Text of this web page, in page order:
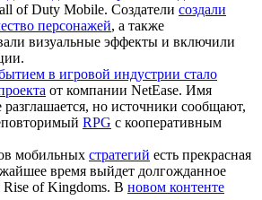
of Duty Mobile. Создатели создали
персонажей, а также
визуальные эффекты и включили
в игровой индустрии стало
от компании NetEase. Имя
разглашается, но источники сообщают,
RPG с кооперативным
мобильных стратегий есть прекрасная
время выйдет долгожданное
Rise of Kingdoms. В новом контенте